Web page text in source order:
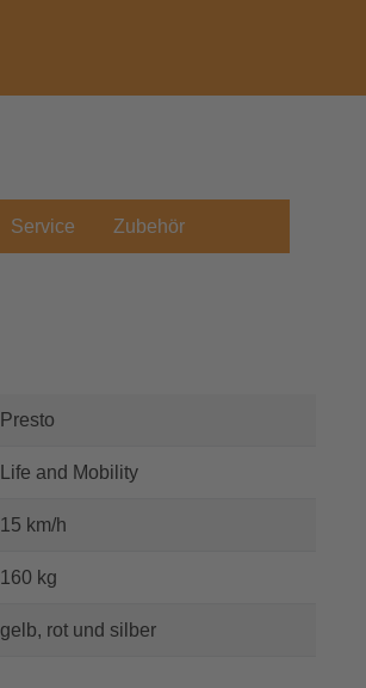
Service Zubehör
Presto
Life and Mobility
15 km/h
160 kg
gelb, rot und silber